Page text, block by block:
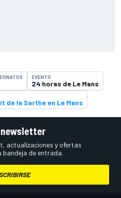
EVENTO
24 horas de Le Mans
de la Sarthe en Le Mans
actualizaciones y ofertas
bandeja de entrada.